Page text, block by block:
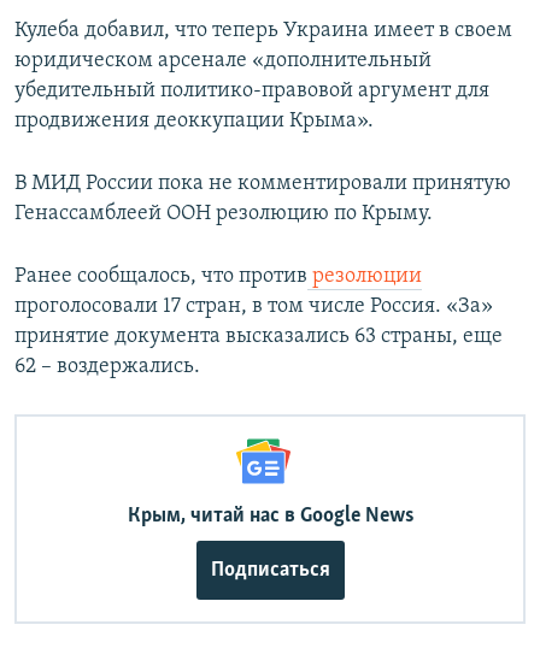
Кулеба добавил, что теперь Украина имеет в своем
юридическом арсенале «дополнительный
убедительный политико-правовой аргумент для
продвижения деоккупации Крыма».
В МИД России пока не комментировали принятую
Генассамблеей ООН резолюцию по Крыму.
Ранее сообщалось, что против резолюции
проголосовали 17 стран, в том числе Россия. «За»
принятие документа высказались 63 страны, еще
62 – воздержались.
Крым, читай нас в Google News
Подписаться